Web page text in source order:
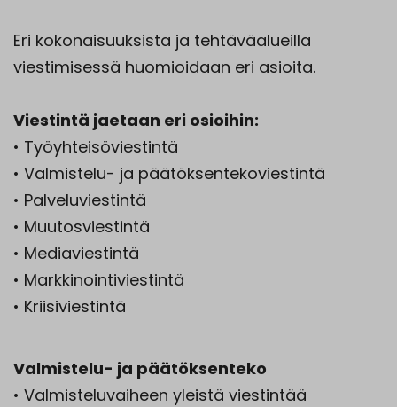
Eri kokonaisuuksista ja tehtäväalueilla
viestimisessä huomioidaan eri asioita.
Viestintä jaetaan eri osioihin:
• Työyhteisöviestintä
• Valmistelu- ja päätöksentekoviestintä
• Palveluviestintä
• Muutosviestintä
• Mediaviestintä
• Markkinointiviestintä
• Kriisiviestintä
Valmistelu- ja päätöksenteko
• Valmisteluvaiheen yleistä viestintää